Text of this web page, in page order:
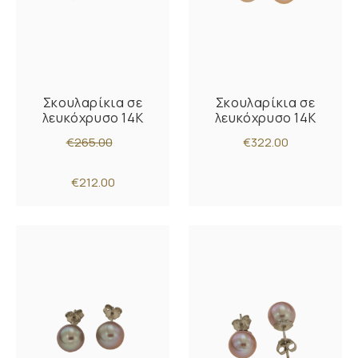
Σκουλαρίκια σε
λευκόχρυσο 14Κ
€265.00
€212.00
Σκουλαρίκια σε
λευκόχρυσο 14Κ
€322.00